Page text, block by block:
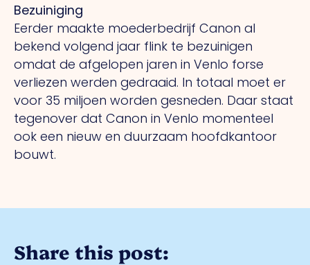
Bezuiniging
Eerder maakte moederbedrijf Canon al
bekend volgend jaar flink te bezuinigen
omdat de afgelopen jaren in Venlo forse
verliezen werden gedraaid. In totaal moet er
voor 35 miljoen worden gesneden. Daar staat
tegenover dat Canon in Venlo momenteel
ook een nieuw en duurzaam hoofdkantoor
bouwt.
Share this post: